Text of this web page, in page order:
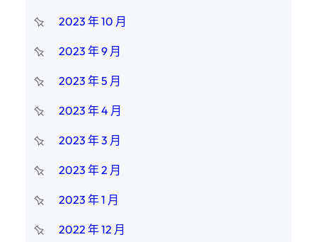
2023 年 10 月
2023 年 9 月
2023 年 5 月
2023 年 4 月
2023 年 3 月
2023 年 2 月
2023 年 1 月
2022 年 12 月